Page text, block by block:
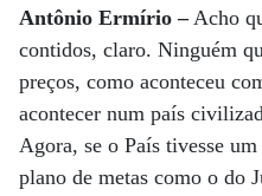
Antônio Ermírio –Acho
contidos, claro. Ninguém
preços, como aconteceu
acontecer num país
Agora, se o País tivesse
plano de metas como o do